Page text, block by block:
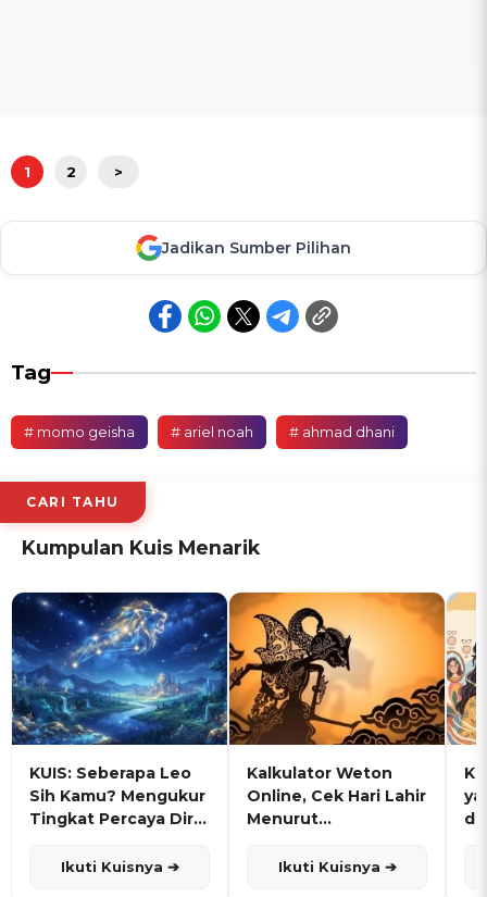
1 2 >
Jadikan Sumber Pilihan
Tag
# momo geisha # ariel noah # ahmad dhani
CARI TAHU
Kumpulan Kuis Menarik
KUIS: Seberapa Leo
Sih Kamu? Mengukur
Tingkat Percaya Diri
Ikuti Kuisnya ➔
Kalkulator Weton
Online, Cek Hari Lahir
Menurut
Ikuti Kuisnya ➔